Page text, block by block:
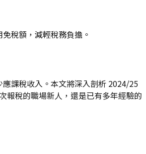
稅額，減輕稅務負擔。
課稅收入。本文將深入剖析 2024/25
報稅的職場新人，還是已有多年經驗的